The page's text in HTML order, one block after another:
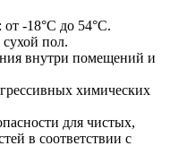
-18°C до 54°C.
пол.
внутри помещений и
химических
для чистых,
в соответствии с